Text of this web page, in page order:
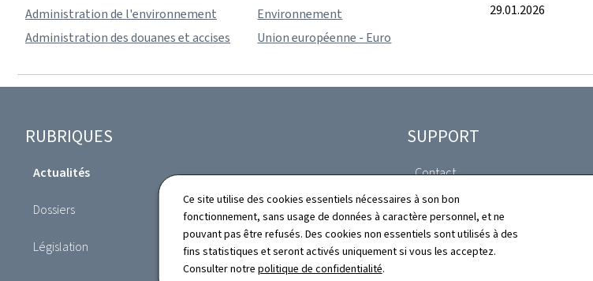
Ce site utilise des cookies essentiels nécessaires à son bon
fonctionnement, sans usage de données à caractère personnel, et ne
pouvant pas être refusés. Des cookies non essentiels sont utilisés à des
fins statistiques et seront activés uniquement si vous les acceptez.
Consulter notre politique de confidentialité.
Administration de l'environnement
Administration des douanes et accises
Environnement
Union européenne - Euro
29.01.2026
Pied
de
RUBRIQUES
Actualités
Dossiers
Législation
Publications
SUPPORT
Contact
Plan du site
À propos du site